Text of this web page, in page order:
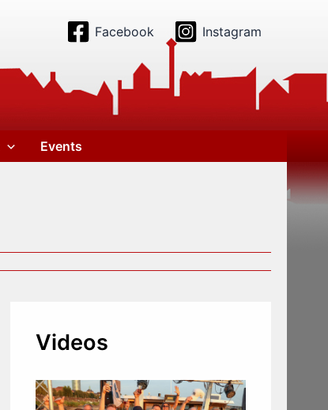
Facebook Instagram
Events
Videos